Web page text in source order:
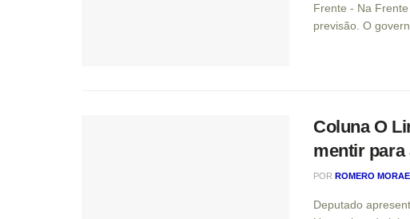
Frente - Na
previsão. O
Coluna O
mentir para
POR ROMERO
Deputado